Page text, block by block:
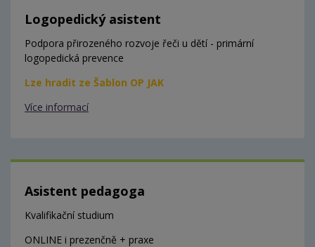
Logopedický asistent
Podpora přirozeného rozvoje řeči u dětí - primární
logopedická prevence
Lze hradit ze Šablon OP JAK
Více informací
Asistent pedagoga
Kvalifikační studium
ONLINE i prezenčně + praxe